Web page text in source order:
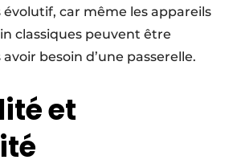
car même les appareils
classiques peuvent être
besoin d’une passerelle.
et